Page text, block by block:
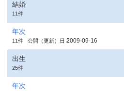
結婚
11件
年次
11件 公開（更新）日 2009-09-16
出生
25件
年次